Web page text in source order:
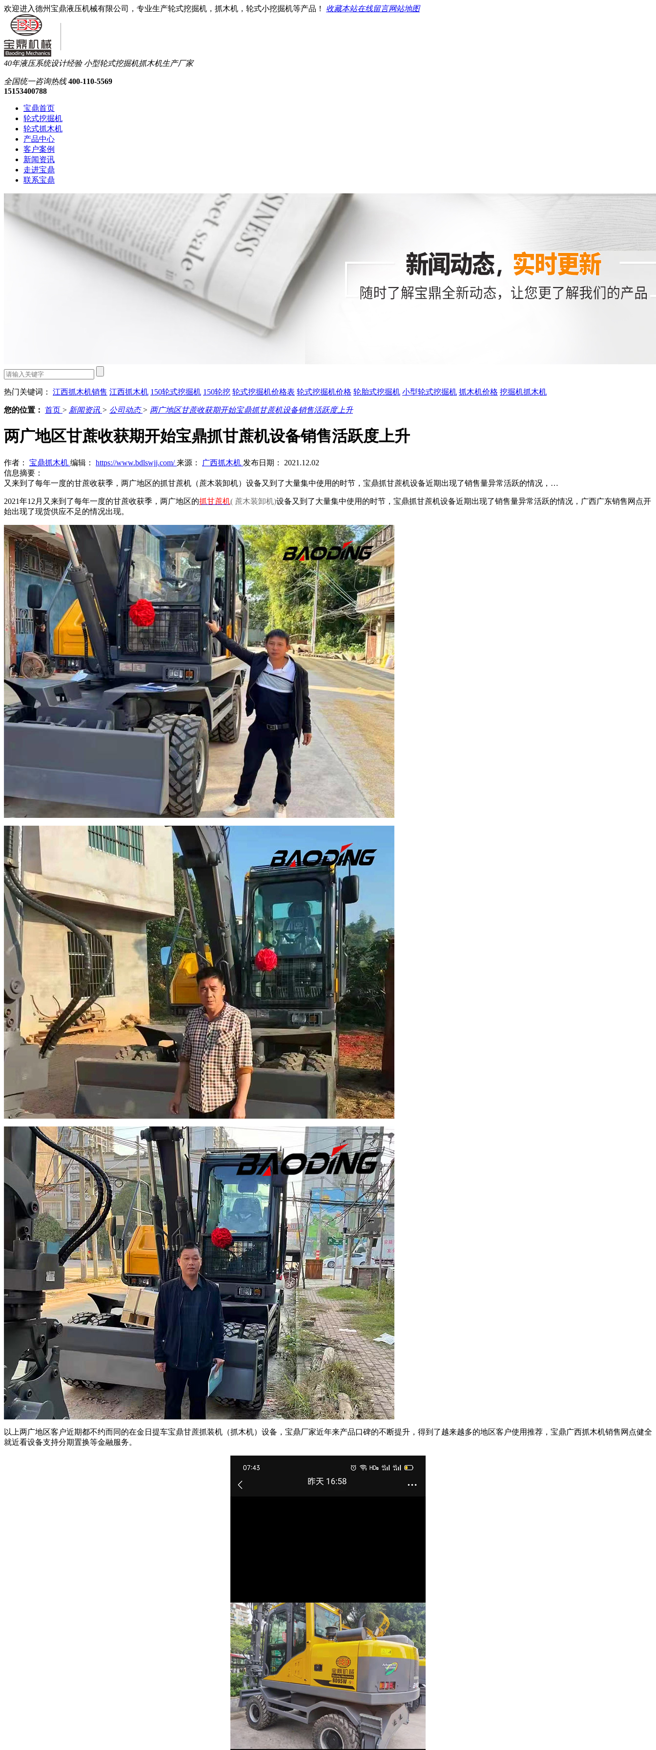
欢迎进入德州宝鼎液压机械有限公司，专业生产轮式挖掘机，抓木机，轮式小挖掘机等产品！ 收藏本站在线留言网站地图
40年液压系统设计经验 小型轮式挖掘机抓木机生产厂家
全国统一咨询热线 400-110-5569
15153400788
宝鼎首页
轮式挖掘机
轮式抓木机
产品中心
客户案例
新闻资讯
走进宝鼎
联系宝鼎
热门关键词： 江西抓木机销售 江西抓木机 150轮式挖掘机 150轮挖 轮式挖掘机价格表 轮式挖掘机价格 轮胎式挖掘机 小型轮式挖掘机 抓木机价格 挖掘机抓木机
您的位置： 首页 > 新闻资讯 > 公司动态> 两广地区甘蔗收获期开始宝鼎抓甘蔗机设备销售活跃度上升
两广地区甘蔗收获期开始宝鼎抓甘蔗机设备销售活跃度上升
作者： 宝鼎抓木机 编辑： https://www.bdlswjj.com/来源： 广西抓木机 发布日期： 2021.12.02
信息摘要：
又来到了每年一度的甘蔗收获季，两广地区的抓甘蔗机（蔗木装卸机）设备又到了大量集中使用的时节，宝鼎抓甘蔗机设备近期出现了销售量异常活跃的情况，…
2021年12月又来到了每年一度的甘蔗收获季，两广地区的抓甘蔗机( 蔗木装卸机)设备又到了大量集中使用的时节，宝鼎抓甘蔗机设备近期出现了销售量异常活跃的情况，广西广东销售网点开
始出现了现货供应不足的情况出现。
以上两广地区客户近期都不约而同的在金日提车宝鼎甘蔗抓装机（抓木机）设备，宝鼎厂家近年来产品口碑的不断提升，得到了越来越多的地区客户使用推荐，宝鼎广西抓木机销售网点健全
就近看设备支持分期置换等金融服务。